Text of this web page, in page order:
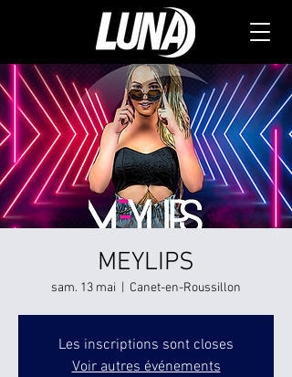
MEYLIPS
sam. 13 mai Canet-en-Roussillon
Les inscriptions sont closes
Voir autres événements